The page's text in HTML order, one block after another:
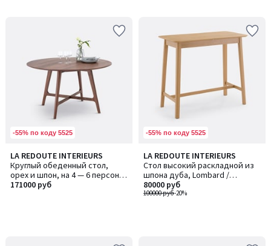
-55% по коду 5525
LA REDOUTE INTERIEURS
Круглый обеденный стол,
орех и шпон, на 4 — 6 персон,
LARSEN / ЛАРСЕН
171000 руб
-55% по коду 5525
LA REDOUTE INTERIEURS
Стол высокий раскладной из
шпона дуба, Lombard /
Ломбард
100000 руб-20%
80000 руб